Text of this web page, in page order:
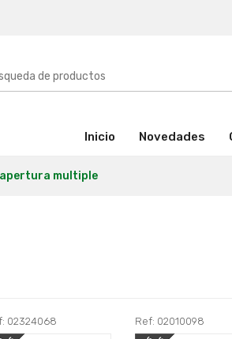
Inicio (activo)Novedades
multiple
02324068 Ref: 02010098